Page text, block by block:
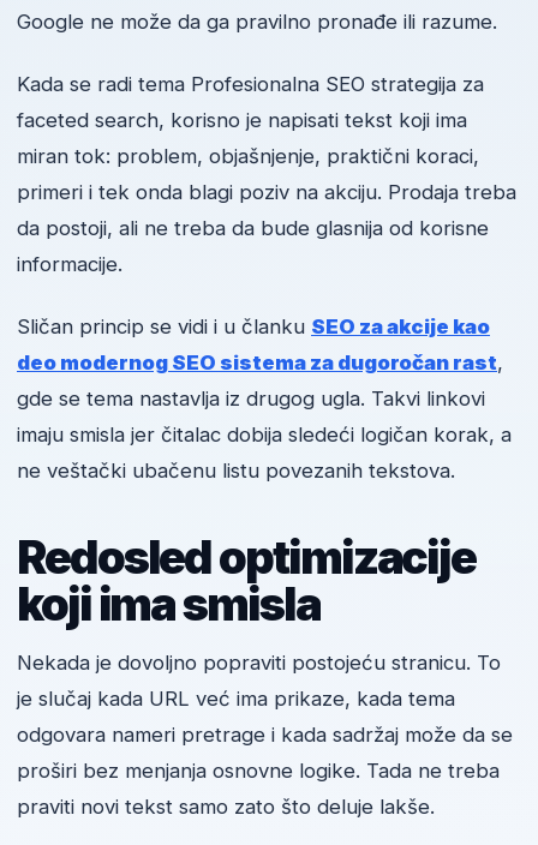
Google ne može da ga pravilno pronađe ili razume.
Kada se radi tema Profesionalna SEO strategija za
faceted search, korisno je napisati tekst koji ima
miran tok: problem, objašnjenje, praktični koraci,
primeri i tek onda blagi poziv na akciju. Prodaja treba
da postoji, ali ne treba da bude glasnija od korisne
informacije.
Sličan princip se vidi i u članku SEO za akcije kao
deo modernog SEO sistema za dugoročan rast,
gde se tema nastavlja iz drugog ugla. Takvi linkovi
imaju smisla jer čitalac dobija sledeći logičan korak, a
ne veštački ubačenu listu povezanih tekstova.
Redosled optimizacije
koji ima smisla
Nekada je dovoljno popraviti postojeću stranicu. To
je slučaj kada URL već ima prikaze, kada tema
odgovara nameri pretrage i kada sadržaj može da se
proširi bez menjanja osnovne logike. Tada ne treba
praviti novi tekst samo zato što deluje lakše.